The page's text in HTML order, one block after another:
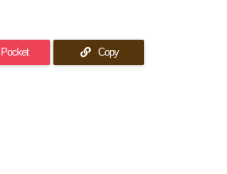
Pocket Copy